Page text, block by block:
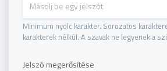
Minimum nyolc karakter. Sorozatos
karakterek nélkül. A szavak ne legyenek a
Jelszó megerősítése